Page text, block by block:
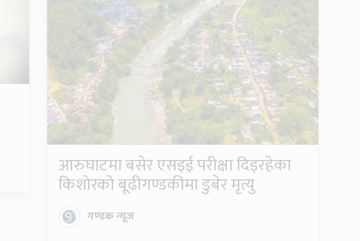
आरुघाटमा बसेर एसइई परीक्षा दिइरहेका
किशोरको बूढीगण्डकीमा डुबेर मृत्यु
गण्डक न्यूज